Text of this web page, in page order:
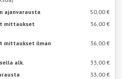
ajanvarausta
50,00 €
mittaukset
36,00 €
mittaukset ilman
36,00 €
alk.
33,00 €
33,00 €